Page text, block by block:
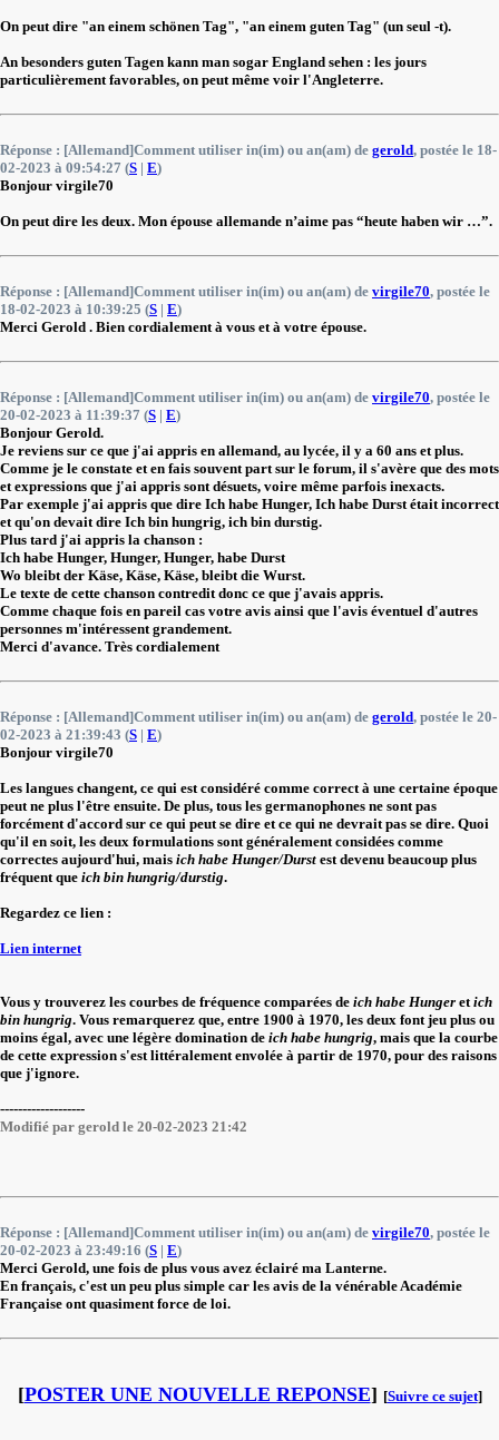
On peut dire "an einem schönen Tag", "an einem guten Tag" (un seul -t).
An besonders guten Tagen kann man sogar England sehen : les jours
particulièrement favorables, on peut même voir l'Angleterre.
Réponse : [Allemand]Comment utiliser in(im) ou an(am) de gerold, postée le 18-
02-2023 à 09:54:27 (S | E)
Bonjour virgile70
On peut dire les deux. Mon épouse allemande n’aime pas “heute haben wir …”.
Réponse : [Allemand]Comment utiliser in(im) ou an(am) de virgile70, postée le
18-02-2023 à 10:39:25 (S | E)
Merci Gerold . Bien cordialement à vous et à votre épouse.
Réponse : [Allemand]Comment utiliser in(im) ou an(am) de virgile70, postée le
20-02-2023 à 11:39:37 (S | E)
Bonjour Gerold.
Je reviens sur ce que j'ai appris en allemand, au lycée, il y a 60 ans et plus.
Comme je le constate et en fais souvent part sur le forum, il s'avère que des mots
et expressions que j'ai appris sont désuets, voire même parfois inexacts.
Par exemple j'ai appris que dire Ich habe Hunger, Ich habe Durst était incorrect
et qu'on devait dire Ich bin hungrig, ich bin durstig.
Plus tard j'ai appris la chanson :
Ich habe Hunger, Hunger, Hunger, habe Durst
Wo bleibt der Käse, Käse, Käse, bleibt die Wurst.
Le texte de cette chanson contredit donc ce que j'avais appris.
Comme chaque fois en pareil cas votre avis ainsi que l'avis éventuel d'autres
personnes m'intéressent grandement.
Merci d'avance. Très cordialement
Réponse : [Allemand]Comment utiliser in(im) ou an(am) de gerold, postée le 20-
02-2023 à 21:39:43 (S | E)
Bonjour virgile70
Les langues changent, ce qui est considéré comme correct à une certaine époque
peut ne plus l'être ensuite. De plus, tous les germanophones ne sont pas
forcément d'accord sur ce qui peut se dire et ce qui ne devrait pas se dire. Quoi
qu'il en soit, les deux formulations sont généralement considées comme
correctes aujourd'hui, mais ich habe Hunger/Durst est devenu beaucoup plus
fréquent que ich bin hungrig/durstig.
Regardez ce lien :
Lien internet
Vous y trouverez les courbes de fréquence comparées de ich habe Hunger et ich
bin hungrig. Vous remarquerez que, entre 1900 à 1970, les deux font jeu plus ou
moins égal, avec une légère domination de ich habe hungrig, mais que la courbe
de cette expression s'est littéralement envolée à partir de 1970, pour des raisons
que j'ignore.
-------------------
Modifié par gerold le 20-02-2023 21:42
Réponse : [Allemand]Comment utiliser in(im) ou an(am) de virgile70, postée le
20-02-2023 à 23:49:16 (S | E)
Merci Gerold, une fois de plus vous avez éclairé ma Lanterne.
En français, c'est un peu plus simple car les avis de la vénérable Académie
Française ont quasiment force de loi.
[POSTER UNE NOUVELLE REPONSE] [Suivre ce sujet]